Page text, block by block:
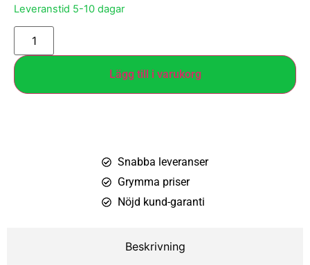
Leveranstid 5-10 dagar
Lägg till i varukorg
Snabba leveranser
Grymma priser
Nöjd kund-garanti
Beskrivning